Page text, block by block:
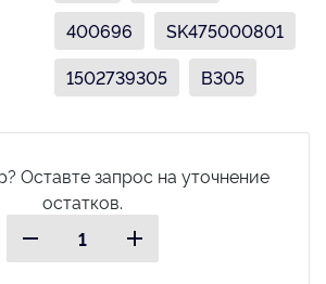
400696
SK475000801
1502739305
B305
Оставте запрос на уточнение
остатков.